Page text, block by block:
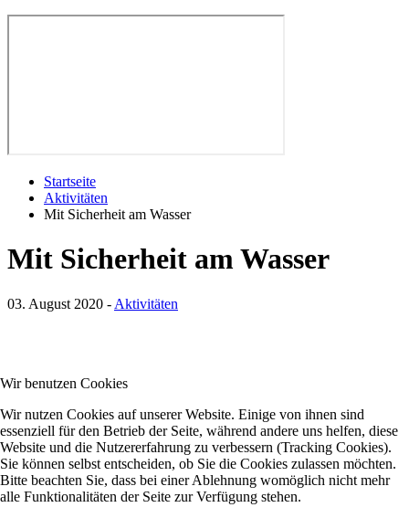
Startseite
Aktivitäten
Mit Sicherheit am Wasser
Mit Sicherheit am Wasser
03. August 2020 - Aktivitäten
Wir benutzen Cookies
Wir nutzen Cookies auf unserer Website. Einige von ihnen sind
essenziell für den Betrieb der Seite, während andere uns helfen, diese
Website und die Nutzererfahrung zu verbessern (Tracking Cookies).
Sie können selbst entscheiden, ob Sie die Cookies zulassen möchten.
Bitte beachten Sie, dass bei einer Ablehnung womöglich nicht mehr
alle Funktionalitäten der Seite zur Verfügung stehen.